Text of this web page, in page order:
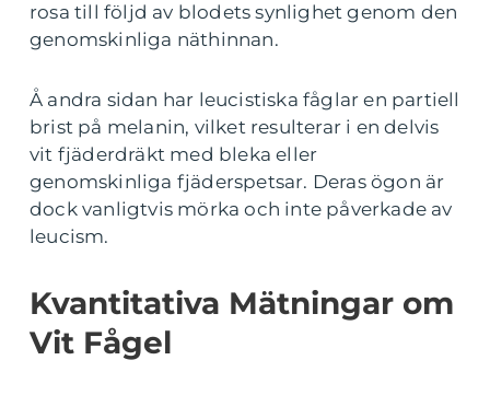
rosa till följd av blodets synlighet genom den
genomskinliga näthinnan.
Å andra sidan har leucistiska fåglar en partiell
brist på melanin, vilket resulterar i en delvis
vit fjäderdräkt med bleka eller
genomskinliga fjäderspetsar. Deras ögon är
dock vanligtvis mörka och inte påverkade av
leucism.
Kvantitativa Mätningar om
Vit Fågel